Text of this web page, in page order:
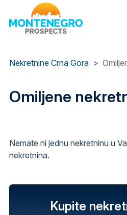
Nekretnine Crna Gora
Omiljene
Nemate ni jednu nekretninu u
nekretnina.
Kupite